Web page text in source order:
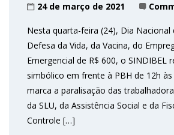
24 de março de 2021
Nesta quarta-feira (24), Dia Nacional
Defesa da Vida, da Vacina, do
Emergencial de R$ 600, o SINDIBEL
simbólico em frente à PBH de 12h
marca a paralisação das
da SLU, da Assistência Social e da
Controle […]